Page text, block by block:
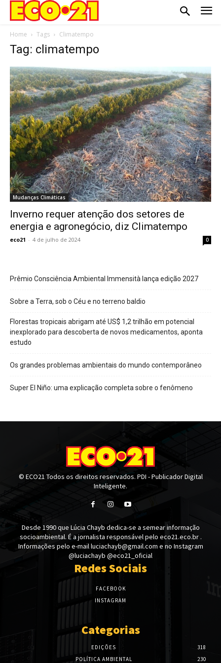
Home Tags Climatempo
Tag: climatempo
Mudanças Climáticas
Inverno requer atenção dos setores de
energia e agronegócio, diz Climatempo
eco21 - 4 de julho de 2024 0
Prêmio Consciência Ambiental Immensità lança edição 2027
Sobre a Terra, sob o Céu e no terreno baldio
Florestas tropicais abrigam até US$ 1,2 trilhão em potencial
inexplorado para descoberta de novos medicamentos, aponta
estudo
Os grandes problemas ambientais do mundo contemporâneo
Super El Niño: uma explicação completa sobre o fenômeno
© ECO21 Todos os direitos reservados. PDI - Publicador Digital
Inteligente.
Desde 1990 que Lúcia Chayb dedica-se a semear informação
socioambiental. É a jornalista responsável pelo eco21.eco.br .
Informações pelo e-mail luciachayb@gmail.com e no Instagram
@luciachayb @eco21_oficial
Redes Sociais
FACEBOOK
INSTAGRAM
Categorias
EDIÇÕES
318
POLÍTICA AMBIENTAL
230